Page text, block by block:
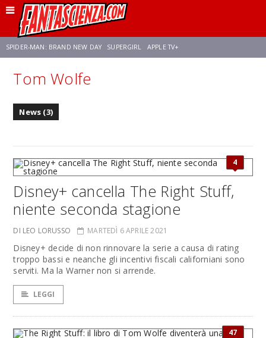
SPIDER-MAN: BRAND NEW DAY SUPERGIRL APPLE TV+
FRANCO RICCIARDIELLO ZENDAYA
Tom Wolfe
News (3)
4
Disney+ cancella The Right Stuff,
niente seconda stagione
DI LEO LORUSSO MARTEDÌ 6 APRILE 2021
Disney+ decide di non rinnovare la serie a causa di rating
troppo bassi e neanche gli incentivi fiscali californiani sono
serviti. Ma la Warner non si arrende.
LEGGI
47